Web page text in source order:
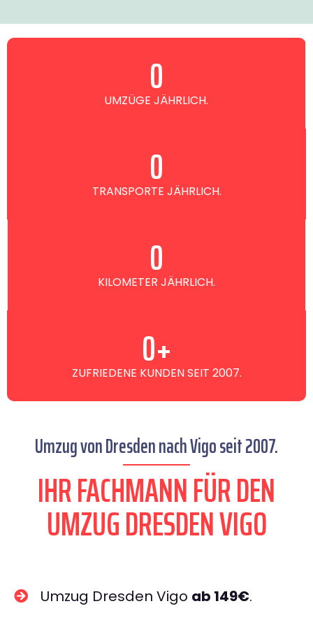
UMZÜGE JÄHRLICH.
0
TRANSPORTE JÄHRLICH.
0
KILOMETER JÄHRLICH.
0
ZUFRIEDENE KUNDEN SEIT 2007.
0+
Umzug von Dresden nach Vigo seit 2007.
IHR FACHMANN FÜR DEN
UMZUG DRESDEN VIGO
Umzug Dresden Vigo ab 149€.